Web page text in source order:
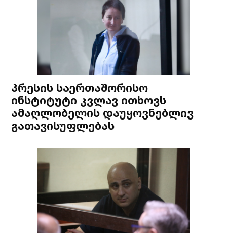
პრესის საერთაშორისო
ინსტიტუტი კვლავ ითხოვს
ამაღლობელის დაუყოვნებლივ
გათავისუფლებას